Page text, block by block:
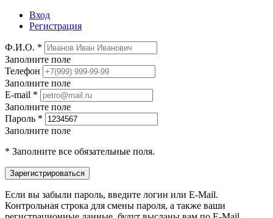
Вход
Регистрация
Ф.И.О. *
Заполните поле
Телефон
Заполните поле
E-mail *
Заполните поле
Пароль *
Заполните поле
* Заполните все обязательные поля.
Если вы забыли пароль, введите логин или E-Mail.
Контрольная строка для смены пароля, а также ваши